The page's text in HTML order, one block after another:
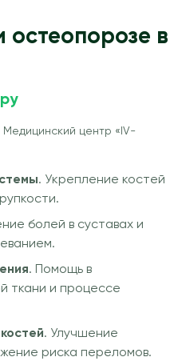
остеопорозе в
центр «IV-
. Укрепление костей
болей в суставах и
. Помощь в
ткани и процессе
. Улучшение
риска переломов.